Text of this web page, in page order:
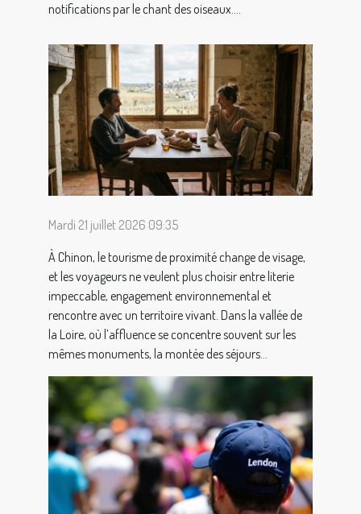
notifications par le chant des oiseaux....
Mardi 21 juillet 2026 09:35
À Chinon, le tourisme de proximité change de visage,
et les voyageurs ne veulent plus choisir entre literie
impeccable, engagement environnemental et
rencontre avec un territoire vivant. Dans la vallée de
la Loire, où l’affluence se concentre souvent sur les
mêmes monuments, la montée des séjours...